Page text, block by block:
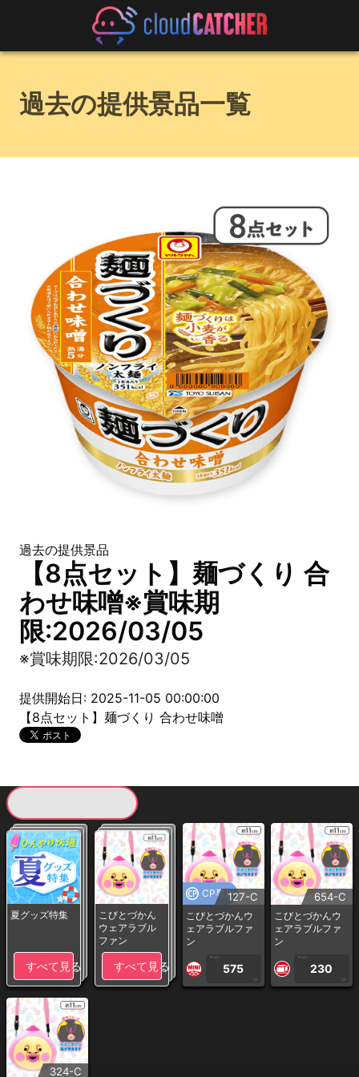
過去の提供景品一覧
過去の提供景品
【8点セット】麺づくり 合
わせ味噌※賞味期
限:2026/03/05
※賞味期限:2026/03/05
提供開始日: 2025-11-05 00:00:00
【8点セット】麺づくり 合わせ味噌
夏グッズ特集
すべて見る
こびとづかん
ウェアラブル
ファン
すべて見る
CP専用127-C
こびとづかんウ
ェアラブルファ
ン
1PLAY
575
CP
654-C
こびとづかんウ
ェアラブルファ
ン
1PLAY
230
CP
324-C